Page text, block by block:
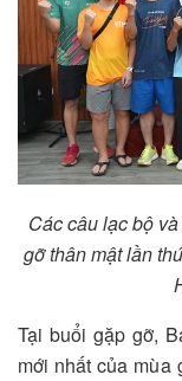
Các câu lạc bộ
gỡ thân mật lần
Tại buổi gặp gỡ,
mới nhất của mùa